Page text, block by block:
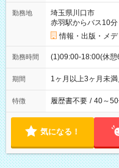
勤務地
埼玉県川口市
赤羽駅からバス10分
情報・出版・メデ
勤務時間 (1)09:00-18:00(休憩
期間 1ヶ月以上3ヶ月未
特徴 履歴書不要 / 40～
気になる！